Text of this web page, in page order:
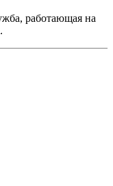
работающая на